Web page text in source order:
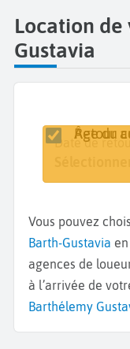
Location de
Gustavia
Lieu de
Date de
Date de
Retour
Âge du
Vous pouvez
Barth-Gustavia
agences de
à l’arrivée de
Barthélemy